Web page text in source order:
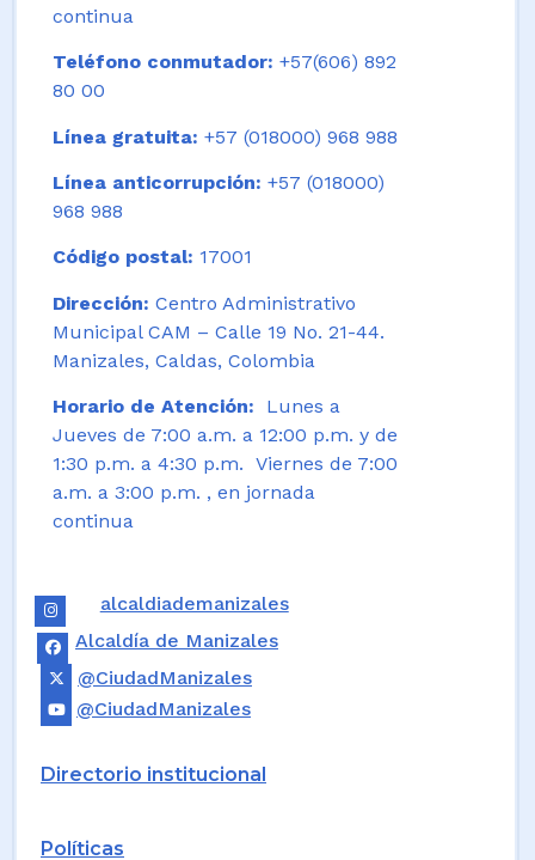
continua
Teléfono conmutador: +57(606) 892
80 00
Línea gratuita: +57 (018000) 968 988
Línea anticorrupción: +57 (018000)
968 988
Código postal: 17001
Dirección: Centro Administrativo
Municipal CAM – Calle 19 No. 21-44.
Manizales, Caldas, Colombia
Horario de Atención: Lunes a
Jueves de 7:00 a.m. a 12:00 p.m. y de
1:30 p.m. a 4:30 p.m. Viernes de 7:00
a.m. a 3:00 p.m. , en jornada
continua
alcaldiademanizales
Alcaldía de Manizales
@CiudadManizales
@CiudadManizales
Directorio institucional
Políticas